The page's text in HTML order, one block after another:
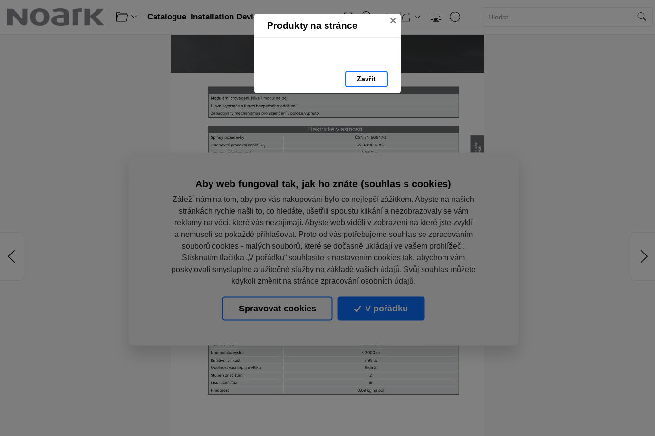
Produkty na stránce ×
Zavřít
Catalogue_Installation Devices_CZ: strana 265
Aby web fungoval tak, jak ho znáte (souhlas s cookies)
Záleží nám na tom, aby pro vás nakupování bylo co nejlepší zážitkem. Abyste na našich
stránkách rychle našli to, co hledáte, ušetřili spoustu klikání a nezobrazovaly se vám
reklamy na věci, které vás nezajímají. Abyste web viděli v zobrazení na které jste zvyklí
a nemuseli se pokaždé přihlašovat. Proto od vás potřebujeme souhlas se zpracováním
souborů cookies - malých souborů, které se dočasně ukládají ve vašem prohlížeči.
Stisknutím tlačítka „V pořádku“ souhlasíte s nastavením cookies tak, abychom vám
poskytovali smysluplné a užitečné služby na základě vašich údajů. Svůj souhlas můžete
kdykoli změnit na stránce zpracování osobních údajů.
Spravovat cookies V pořádku